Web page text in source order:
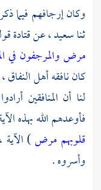
وكان إرجافهم فيما
ثناسعيد ،عنقتادة
مرض والمرجفون في
كان نافقه أهل
لنا أن المنافقين
فأوعدهم الله بهذه
قلوبهم مرض) الآية
وأسروه .